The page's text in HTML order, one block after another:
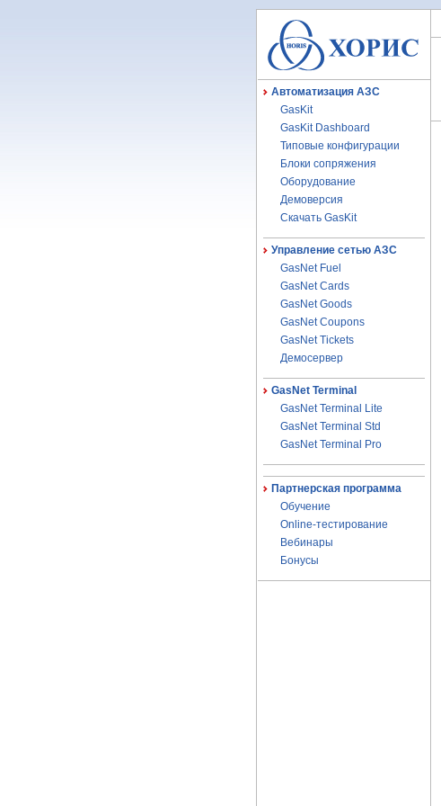
Автоматизация АЗС
GasKit
GasKit Dashboard
Типовые конфигурации
Блоки сопряжения
Оборудование
Демоверсия
Скачать GasKit
Управление сетью АЗС
GasNet Fuel
GasNet Cards
GasNet Goods
GasNet Coupons
GasNet Tickets
Демосервер
GasNet Terminal
GasNet Terminal Lite
GasNet Terminal Std
GasNet Terminal Pro
Партнерская программа
Обучение
Online-тестирование
Вебинары
Бонусы